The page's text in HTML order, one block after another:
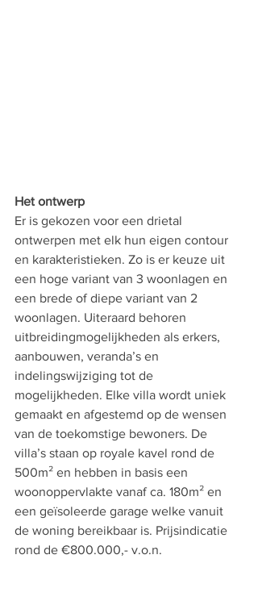
Het ontwerp
Er is gekozen voor een drietal
ontwerpen met elk hun eigen contour
en karakteristieken. Zo is er keuze uit
een hoge variant van 3 woonlagen en
een brede of diepe variant van 2
woonlagen. Uiteraard behoren
uitbreidingmogelijkheden als erkers,
aanbouwen, veranda’s en
indelingswijziging tot de
mogelijkheden. Elke villa wordt uniek
gemaakt en afgestemd op de wensen
van de toekomstige bewoners. De
villa’s staan op royale kavel rond de
500m² en hebben in basis een
woonoppervlakte vanaf ca. 180m² en
een geïsoleerde garage welke vanuit
de woning bereikbaar is. Prijsindicatie
rond de €800.000,- v.o.n.